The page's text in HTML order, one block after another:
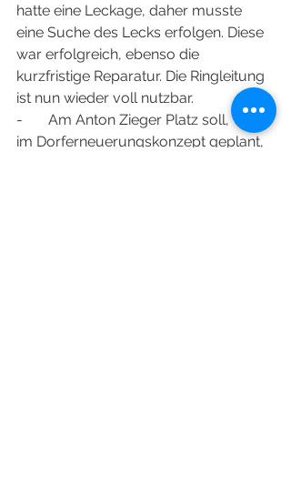
hatte eine Leckage, daher musste
eine Suche des Lecks erfolgen. Diese
war erfolgreich, ebenso die
kurzfristige Reparatur. Die Ringleitung
ist nun wieder voll nutzbar.
-       Am Anton Zieger Platz soll, wie
im Dorferneuerungskonzept geplant,